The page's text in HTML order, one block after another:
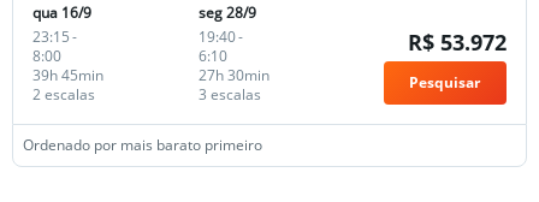
qua 16/9
23:15-
8:00
2 escalas
39h 45min
seg 28/9
19:40-
6:10
3 escalas
27h 30min
R$ 53.972
Pesquisar
Ordenado por mais barato primeiro